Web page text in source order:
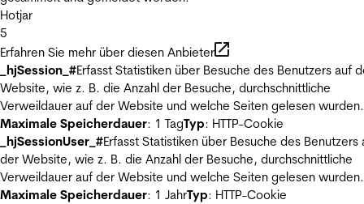
Hotjar
5
Erfahren Sie mehr über diesen Anbieter
_hjSession_#Erfasst Statistiken über Besuche des Benutzers auf
Website, wie z. B. die Anzahl der Besuche, durchschnittliche
Verweildauer auf der Website und welche Seiten gelesen wurden.
Maximale Speicherdauer: 1 TagTyp: HTTP-Cookie
_hjSessionUser_#Erfasst Statistiken über Besuche des Benutzers
der Website, wie z. B. die Anzahl der Besuche, durchschnittliche
Verweildauer auf der Website und welche Seiten gelesen wurden.
Maximale Speicherdauer: 1 JahrTyp: HTTP-Cookie